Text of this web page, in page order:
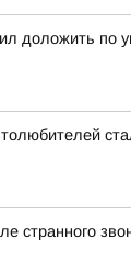
доложить по
странного